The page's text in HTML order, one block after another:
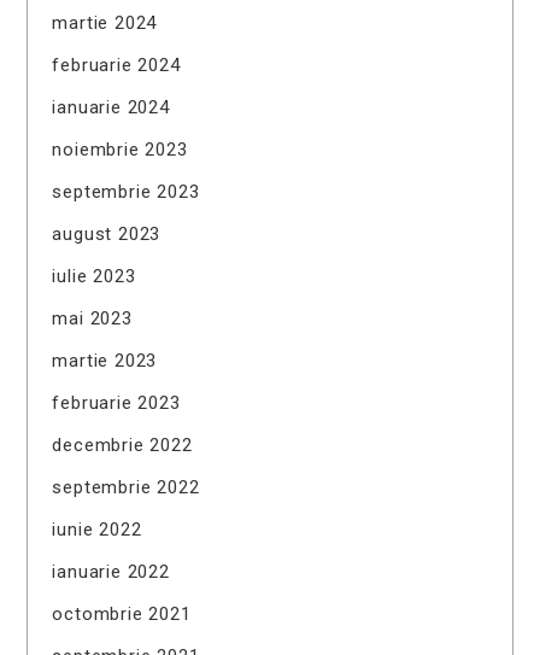
martie 2024
februarie 2024
ianuarie 2024
noiembrie 2023
septembrie 2023
august 2023
iulie 2023
mai 2023
martie 2023
februarie 2023
decembrie 2022
septembrie 2022
iunie 2022
ianuarie 2022
octombrie 2021